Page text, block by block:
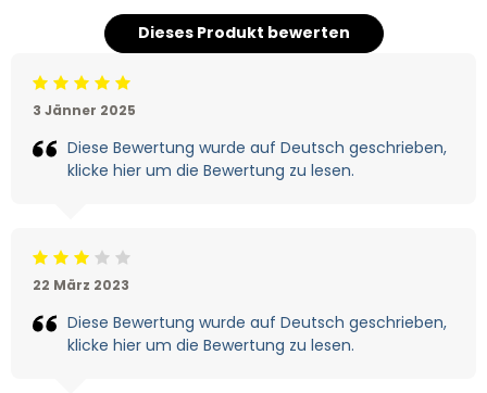
Dieses Produkt bewerten
Beoordeling: 5/5
3 Jänner 2025
Diese Bewertung wurde auf Deutsch geschrieben,
klicke hier um die Bewertung zu lesen.
Beoordeling: 3/5
22 März 2023
Diese Bewertung wurde auf Deutsch geschrieben,
klicke hier um die Bewertung zu lesen.